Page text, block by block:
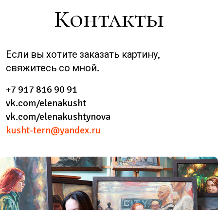
Контакты
Если вы хотите заказать картину,
свяжитесь со мной.
+7 917 816 90 91
vk.com/elenakusht
vk.com/elenakushtynova
kusht-tern@yandex.ru